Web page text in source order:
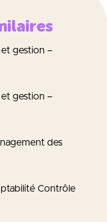
et gestion –
et gestion –
des
Contrôle